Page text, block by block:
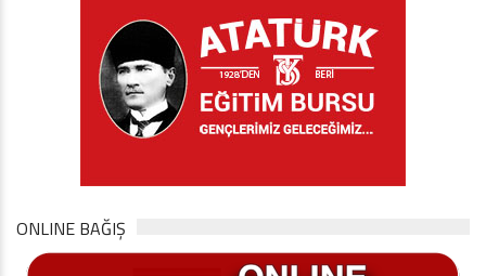
ONLINE BAĞIŞ